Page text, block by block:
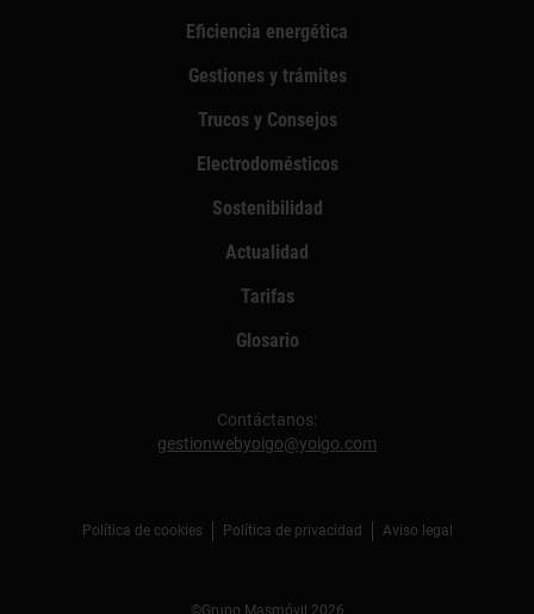
Eficiencia energética
Gestiones y trámites
Trucos y Consejos
Electrodomésticos
Sostenibilidad
Actualidad
Tarifas
Glosario
Contáctanos:
gestionwebyoigo@yoigo.com
Política de cookies Política de privacidad Aviso legal
©Grupo Masmóvil 2026